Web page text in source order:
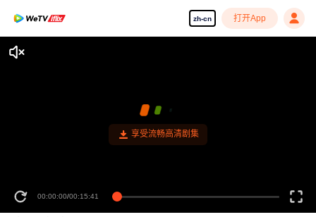
zh-cn 打开App
享受流畅高清剧集
00:00:00/00:15:41